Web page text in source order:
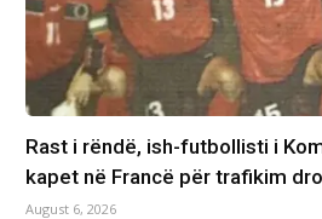
Rast i rëndë, ish-futbollisti i
kapet në Francë për trafikim
August 6, 2026